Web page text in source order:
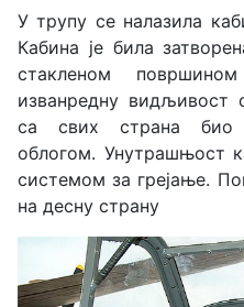
У трупу се налазила
Кабина је била
стакленом
изванредну видљивост
са свих страна био
облогом. Унутрашњост
системом за грејање.
на десну страну